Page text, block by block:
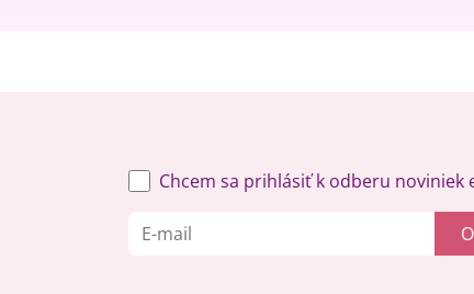
Chcem sa prihlásiť k odberu noviniek